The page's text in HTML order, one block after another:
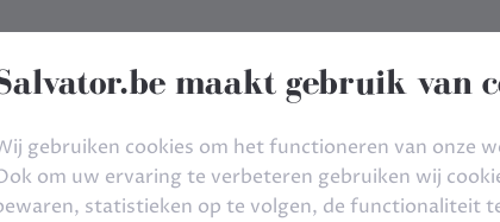
maakt gebruik van
gebruiken cookies om het functioneren van onze
om uw ervaring te verbeteren gebruiken wij
statistieken op te volgen, de functionaliteit